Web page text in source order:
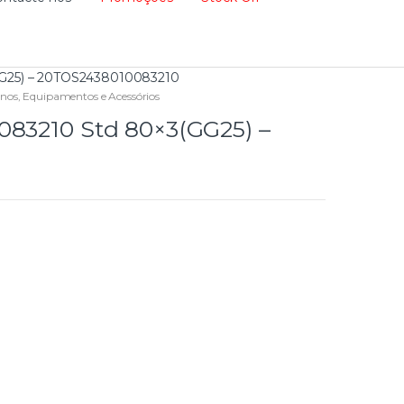
– 20TOS2438010083210
, Equipamentos e Acessórios
Std 80×3(GG25) –